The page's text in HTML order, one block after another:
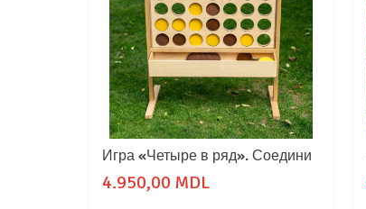
Игра «Четыре в ряд». Соедини
4.950,00 MDL